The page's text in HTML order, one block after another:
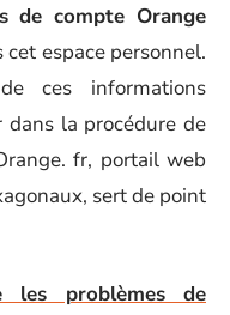
de compte Orange
espace personnel.
ces informations
dans la procédure de
fr, portail web
sert de point
les problèmes de